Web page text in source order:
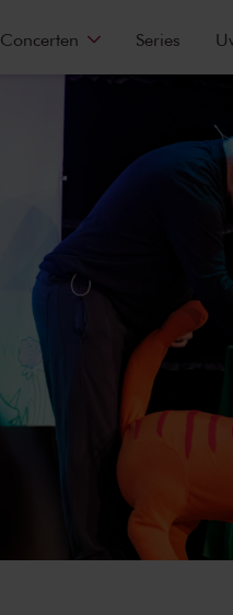
Concerten Series